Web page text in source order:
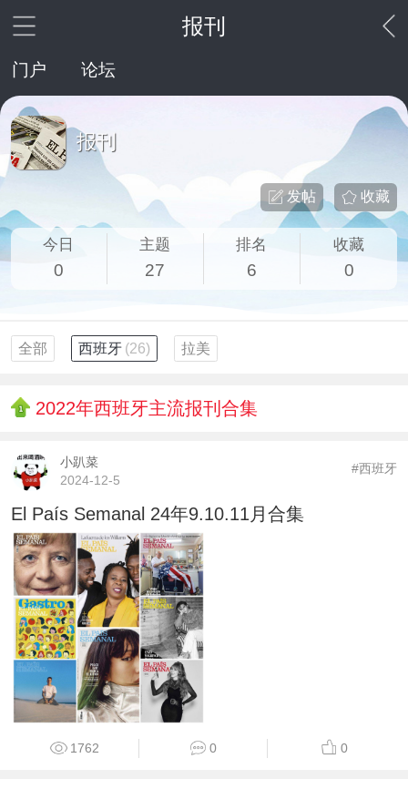
报刊
门户 论坛
报刊
收藏
发帖
今日
0
主题
27
排名
6
收藏
0
全部 西班牙 (26) 拉美
2022年西班牙主流报刊合集
小趴菜
2024-12-5
#西班牙
El País Semanal 24年9.10.11月合集
1762 0 0